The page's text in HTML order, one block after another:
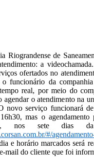
Riograndense de
a
ofertados no
funcionário da
real, por meio do
agendar o atendimento na
novo serviço funcionará
mas o
nos sete dias da
#/
e horário marcados será
mail do cliente que foi